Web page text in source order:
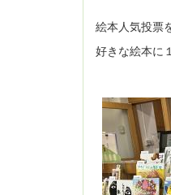
絵本人気投票
好きな絵本に